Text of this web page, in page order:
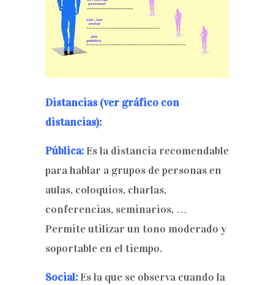
Distancias (ver gráfico con
distancias):
Pública:Es la distancia recomendable
para hablar a grupos de personas en
aulas, coloquios, charlas,
conferencias, seminarios, …
Permite utilizar un tono moderado y
soportable en el tiempo.
Social:Es la que se observa cuando la